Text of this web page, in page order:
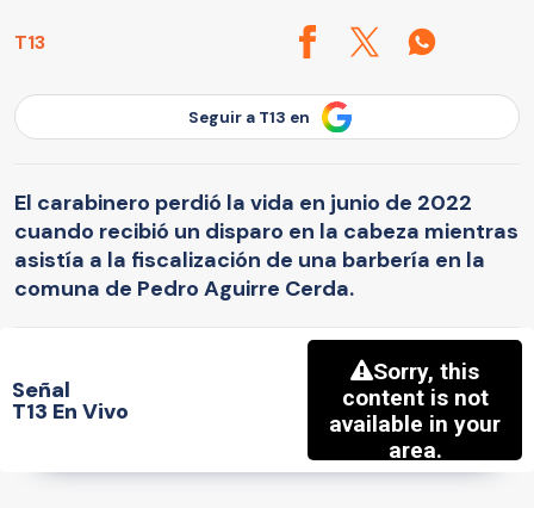
T13
Seguir a T13 en
El carabinero perdió la vida en junio de 2022
cuando recibió un disparo en la cabeza mientras
asistía a la fiscalización de una barbería en la
comuna de Pedro Aguirre Cerda.
Señal
T13 En Vivo